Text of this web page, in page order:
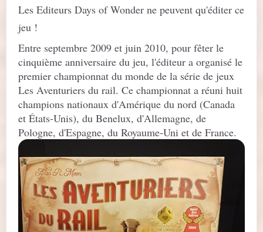
Les Editeurs Days of Wonder ne peuvent qu'éditer ce
jeu !
Entre septembre 2009 et juin 2010, pour fêter le
cinquième anniversaire du jeu, l'éditeur a organisé le
premier championnat du monde de la série de jeux
Les Aventuriers du rail. Ce championnat a réuni huit
champions nationaux d'Amérique du nord (Canada
et États-Unis), du Benelux, d'Allemagne, de
Pologne, d'Espagne, du Royaume-Uni et de France.